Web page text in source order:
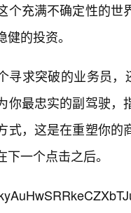
个充满不确定性的
的投资。
寻求突破的业务员
你最忠实的副驾驶
式，这是在重塑你
一个点击之后。